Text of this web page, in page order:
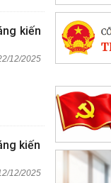
kiến
12/2025
kiến
12/2025